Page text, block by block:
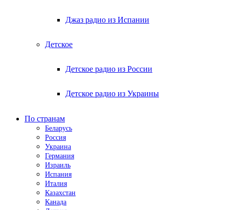
Джаз радио из Испании
Детское
Детское радио из России
Детское радио из Украины
По странам
Беларусь
Россия
Украина
Германия
Израиль
Испания
Италия
Казахстан
Канада